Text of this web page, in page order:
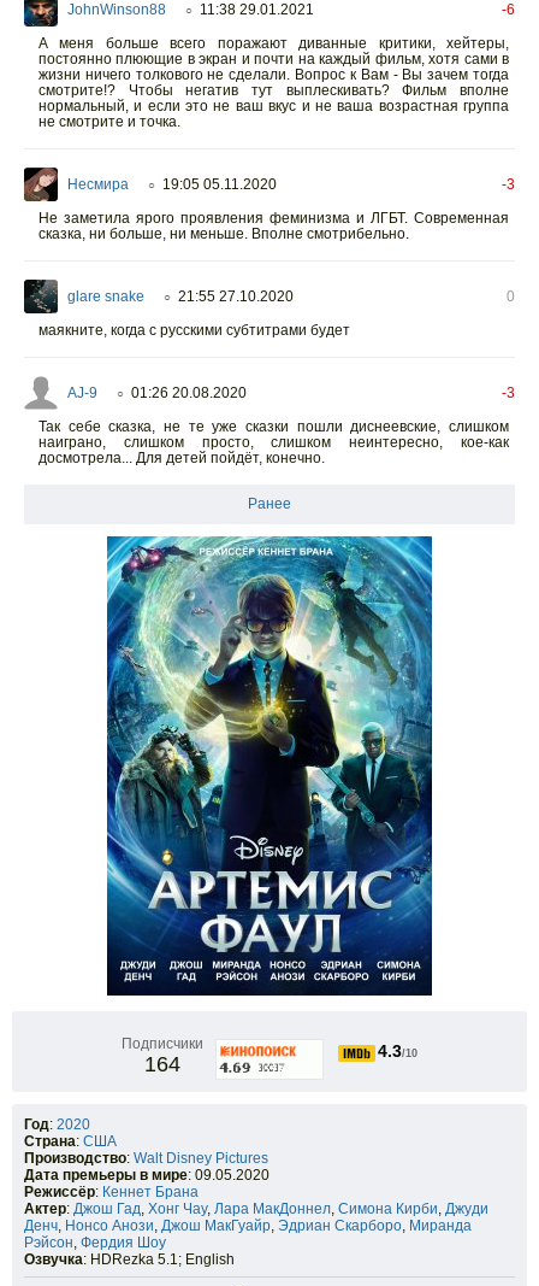
JohnWinson88 ○ 11:38 29.01.2021
-6
А меня больше всего поражают диванные критики, хейтеры,
постоянно плюющие в экран и почти на каждый фильм, хотя сами в
жизни ничего толкового не сделали. Вопрос к Вам - Вы зачем тогда
смотрите!? Чтобы негатив тут выплескивать? Фильм вполне
нормальный, и если это не ваш вкус и не ваша возрастная группа
не смотрите и точка.
Несмира ○ 19:05 05.11.2020
-3
Не заметила ярого проявления феминизма и ЛГБТ. Современная
сказка, ни больше, ни меньше. Вполне смотрибельно.
glare snake ○ 21:55 27.10.2020
0
маякните, когда с русскими субтитрами будет
AJ-9 ○ 01:26 20.08.2020
-3
Так себе сказка, не те уже сказки пошли диснеевские, слишком
наиграно, слишком просто, слишком неинтересно, кое-как
досмотрела... Для детей пойдёт, конечно.
Ранее
Подписчики
164
4.3/10
Год: 2020
Страна: США
Производство: Walt Disney Pictures
Дата премьеры в мире: 09.05.2020
Режиссёр: Кеннет Брана
Актер: Джош Гад, Хонг Чау, Лара МакДоннел, Симона Кирби, Джуди
Денч, Нонсо Анози, Джош МакГуайр, Эдриан Скарборо, Миранда
Рэйсон, Фердия Шоу
Озвучка: HDRezka 5.1; English